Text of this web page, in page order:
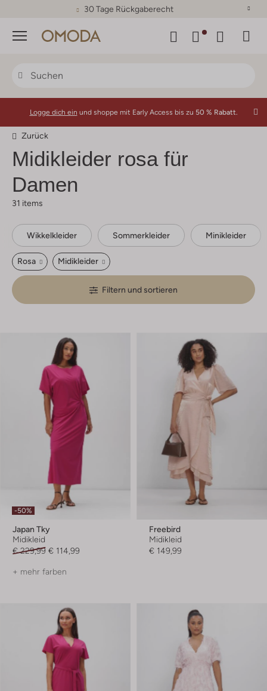
30 Tage Rückgaberecht
Menü
Logge dich ein und shoppe mit Early Access bis zu 50 % Rabatt.
Zurück
Midikleider rosa für
Damen
31 items
Wikkelkleider Sommerkleider Minikleider
Rosa Midikleider
Filtern und sortieren
-50%
Japan Tky
Midikleid
€ 229,99 € 114,99
+ mehr farben
Freebird
Midikleid
€ 149,99